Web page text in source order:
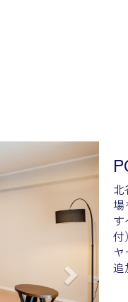
Next
北
場
付
追